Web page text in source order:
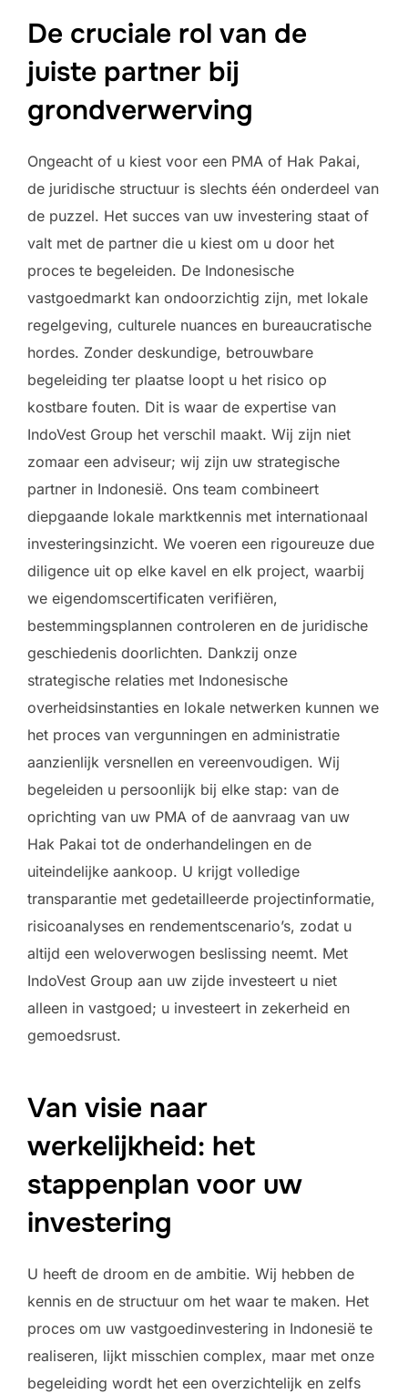
De cruciale rol van de
juiste partner bij
grondverwerving
Ongeacht of u kiest voor een PMA of Hak Pakai,
de juridische structuur is slechts één onderdeel van
de puzzel. Het succes van uw investering staat of
valt met de partner die u kiest om u door het
proces te begeleiden. De Indonesische
vastgoedmarkt kan ondoorzichtig zijn, met lokale
regelgeving, culturele nuances en bureaucratische
hordes. Zonder deskundige, betrouwbare
begeleiding ter plaatse loopt u het risico op
kostbare fouten. Dit is waar de expertise van
IndoVest Group het verschil maakt. Wij zijn niet
zomaar een adviseur; wij zijn uw strategische
partner in Indonesië. Ons team combineert
diepgaande lokale marktkennis met internationaal
investeringsinzicht. We voeren een rigoureuze due
diligence uit op elke kavel en elk project, waarbij
we eigendomscertificaten verifiëren,
bestemmingsplannen controleren en de juridische
geschiedenis doorlichten. Dankzij onze
strategische relaties met Indonesische
overheidsinstanties en lokale netwerken kunnen we
het proces van vergunningen en administratie
aanzienlijk versnellen en vereenvoudigen. Wij
begeleiden u persoonlijk bij elke stap: van de
oprichting van uw PMA of de aanvraag van uw
Hak Pakai tot de onderhandelingen en de
uiteindelijke aankoop. U krijgt volledige
transparantie met gedetailleerde projectinformatie,
risicoanalyses en rendementscenario’s, zodat u
altijd een weloverwogen beslissing neemt. Met
IndoVest Group aan uw zijde investeert u niet
alleen in vastgoed; u investeert in zekerheid en
gemoedsrust.
Van visie naar
werkelijkheid: het
stappenplan voor uw
investering
U heeft de droom en de ambitie. Wij hebben de
kennis en de structuur om het waar te maken. Het
proces om uw vastgoedinvestering in Indonesië te
realiseren, lijkt misschien complex, maar met onze
begeleiding wordt het een overzichtelijk en zelfs